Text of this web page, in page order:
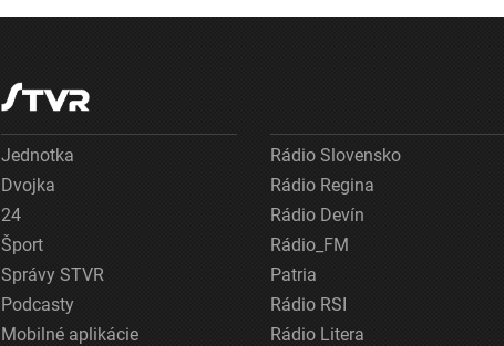
Jednotka
Dvojka
24
Šport
Správy STVR
Podcasty
Mobilné aplikácie
Rádio Slovensko
Rádio Regina
Rádio Devín
Rádio_FM
Patria
Rádio RSI
Rádio Litera